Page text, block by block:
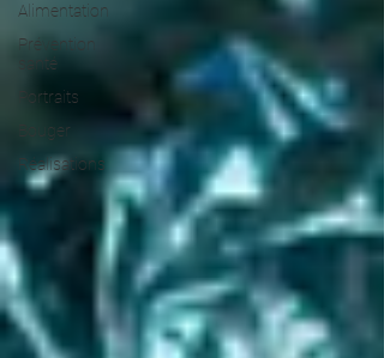
Alimentation
Prévention
santé
Portraits
Bouger
Réalisations